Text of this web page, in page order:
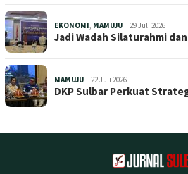
EKONOMI, MAMUJU 29 Juli 2026
Jadi Wadah Silaturahmi
MAMUJU 22 Juli 2026
DKP Sulbar Perkuat